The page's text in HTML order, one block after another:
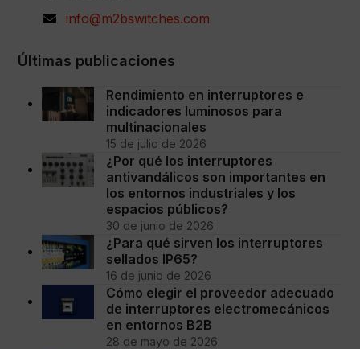
info@m2bswitches.com
Últimas publicaciones
Rendimiento en interruptores e
indicadores luminosos para
multinacionales
15 de julio de 2026
¿Por qué los interruptores
antivandálicos son importantes en
los entornos industriales y los
espacios públicos?
30 de junio de 2026
¿Para qué sirven los interruptores
sellados IP65?
16 de junio de 2026
Cómo elegir el proveedor adecuado
de interruptores electromecánicos
en entornos B2B
28 de mayo de 2026